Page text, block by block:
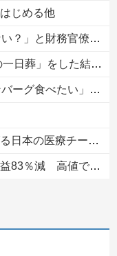
じめる他
が続出、なぜ官僚にすぎない財務省が……
た結果ｗｗｗｗｗｗｗ
になっても「高校生運動部レベルのガッツリ飯」を作ってしまうのか？
海外でも凄すぎると絶賛
が売れず「損切り祭り」開幕へ
る……」と衝撃を受ける人が続出中